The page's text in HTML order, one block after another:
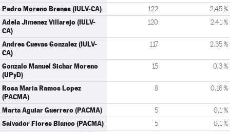
Pedro Moreno Brenes (IULV-CA) 122 2,45 %
Adela Jimenez Villarejo (IULV-
CA)
120 2,41 %
Andres Cuevas Gonzalez (IULV-
CA)
117 2,35 %
Gonzalo Manuel Sichar Moreno
(UPyD)
15 0,3 %
Rosa Maria Ramos Lopez
(PACMA)
8 0,16 %
Marta Aguiar Guerrero (PACMA) 5 0,1 %
Salvador Flores Blanco (PACMA) 5 0,1 %